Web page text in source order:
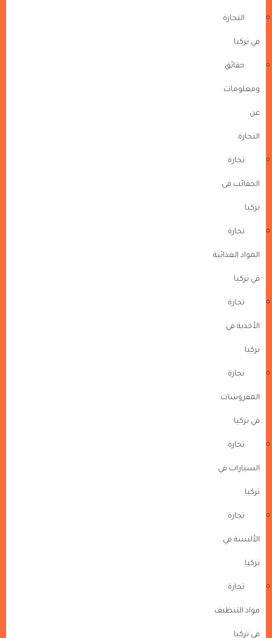
التجارة
في تركيا
حقائق
ومعلومات
عن
التجارة
تجارة
الحقائب فى
تركيا
تجارة
المواد الغذائية
في تركيا
تجارة
الأحذية في
تركيا
تجارة
المفروشات
في تركيا
تجارة
السيارات في
تركيا
تجارة
الألبسة في
تركيا
تجارة
مواد التنظيف
في تركيا